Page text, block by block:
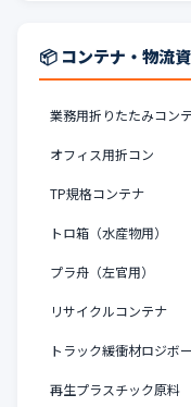
📦 コンテナ・物流
業務用折りたたみコン
オフィス用折コン
TP規格コンテナ
トロ箱（水産物用）
プラ舟（左官用）
リサイクルコンテナ
トラック緩衝材ロジボ
再生プラスチック原料